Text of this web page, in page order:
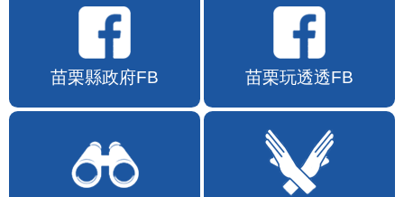
苗栗縣政府FB 苗栗玩透透FB